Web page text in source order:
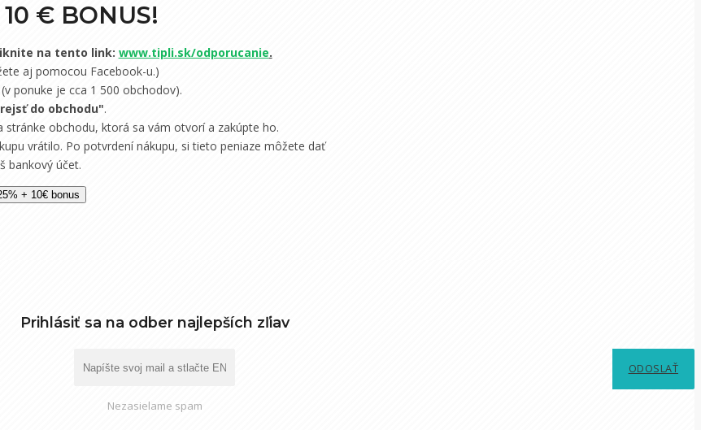
10 € BONUS!
na tento link: www.tipli.sk/odporucanie.
aj pomocou Facebook-u.)
ponuke je cca 1 500 obchodov).
do obchodu".
stránke obchodu, ktorá sa vám otvorí a zakúpte ho.
vrátilo. Po potvrdení nákupu, si tieto peniaze môžete dať
bankový účet.
+ 10€ bonus
Prihlásiť sa na odber najlepších zľiav
ODOSLAŤ
Nezasielame spam